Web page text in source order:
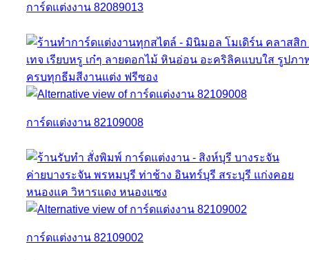
การ์ดแต่งงาน 82089013
การ์ดแต่งงาน 82109008
การ์ดแต่งงาน 82109002